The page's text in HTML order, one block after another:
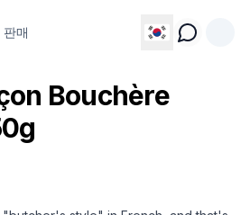
판매
매
Bouchère